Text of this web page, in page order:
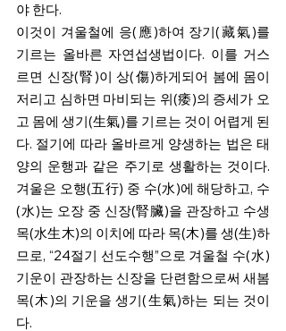
야 한다.
이것이 겨울철에 응(應)하여 장기(藏氣)를
기르는 올바른 자연섭생법이다. 이를 거스
르면 신장(腎)이 상(傷)하게되어 봄에 몸이
저리고 심하면 마비되는 위(痿)의 증세가 오
고 몸에 생기(生氣)를 기르는 것이 어렵게 된
다. 절기에 따라 올바르게 양생하는 법은 태
양의 운행과 같은 주기로 생활하는 것이다.
겨울은 오행(五行) 중 수(水)에 해당하고, 수
(水)는 오장 중 신장(腎臟)을 관장하고 수생
목(水生木)의 이치에 따라 목(木)를 생(生)하
므로, “24절기 선도수행”으로 겨울철 수(水)
기운이 관장하는 신장을 단련함으로써 새봄
목(木)의 기운을 생기(生氣)하는 되는 것이
다.